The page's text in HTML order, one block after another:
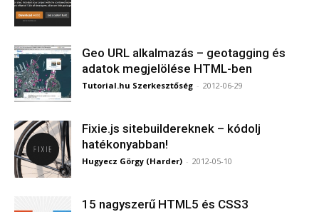
Geo URL alkalmazás – geotagging és
adatok megjelölése HTML-ben
Tutorial.hu Szerkesztőség - 2012-06-29
Fixie.js sitebuildereknek – kódolj
hatékonyabban!
Hugyecz Görgy (Harder) - 2012-05-10
15 nagyszerű HTML5 és CSS3